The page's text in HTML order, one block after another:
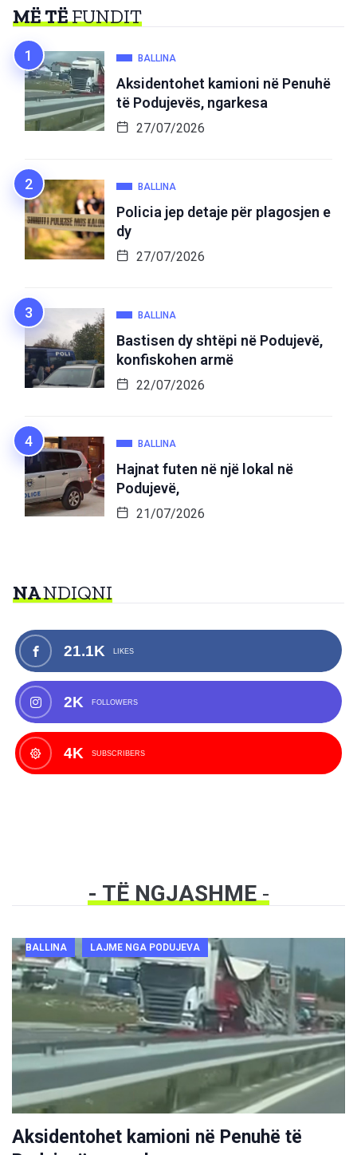
MË TËFUNDIT
BALLINA
Aksidentohet kamioni në Penuhë
të Podujevës, ngarkesa
27/07/2026
BALLINA
Policia jep detaje për plagosjen e
dy
27/07/2026
BALLINA
Bastisen dy shtëpi në Podujevë,
konfiskohen armë
22/07/2026
BALLINA
Hajnat futen në një lokal në
Podujevë,
21/07/2026
NANDIQNI
21.1K LIKES
2K FOLLOWERS
4K SUBSCRIBERS
- TË NGJASHME-
BALLINA LAJME NGA PODUJEVA
Aksidentohet kamioni në Penuhë të